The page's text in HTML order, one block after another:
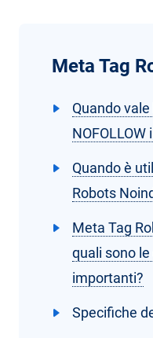
Meta Tag
Quando
Quando è
Robots
Meta Tag
quali sono
importanti?
Specifiche